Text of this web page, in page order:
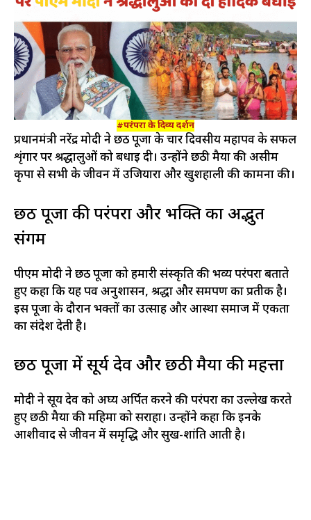
#परंपरा के दिव्य दर्शन
प्रधानमंत्री नरेंद्र मोदी ने छठ पूजा के चार दिवसीय महापर्व के सफल
शृंगार पर श्रद्धालुओं को बधाई दी। उन्होंने छठी मैया की असीम
कृपा से सभी के जीवन में उजियारा और खुशहाली की कामना की।​
छठ पूजा की परंपरा और भक्ति का अद्भुत
संगम
पीएम मोदी ने छठ पूजा को हमारी संस्कृति की भव्य परंपरा बताते
हुए कहा कि यह पर्व अनुशासन, श्रद्धा और समर्पण का प्रतीक है।
इस पूजा के दौरान भक्तों का उत्साह और आस्था समाज में एकता
का संदेश देती है।​
छठ पूजा में सूर्य देव और छठी मैया की महत्ता
मोदी ने सूर्य देव को अर्घ्य अर्पित करने की परंपरा का उल्लेख करते
हुए छठी मैया की महिमा को सराहा। उन्होंने कहा कि इनके
आशीर्वाद से जीवन में समृद्धि और सुख-शांति आती है।​